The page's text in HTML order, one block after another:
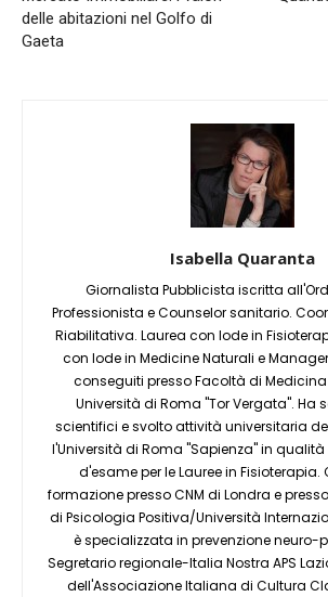
delle abitazioni nel Golfo di
Gaeta
Isabella Quaranta
Giornalista Pubblicista iscritta
Professionista e Counselor sanitario.
Riabilitativa. Laurea con lode in
con lode in Medicine Naturali e
conseguiti presso Facoltà di
Università di Roma "Tor Vergata". Ha
scientifici e svolto attività universitaria
l'Università di Roma "Sapienza" in
d'esame per le Lauree in Fisioterapia.
formazione presso CNM di Londra e
di Psicologia Positiva/Università
è specializzata in prevenzione neuro-
Segretario regionale-Italia Nostra APS
dell'Associazione Italiana di Cultura